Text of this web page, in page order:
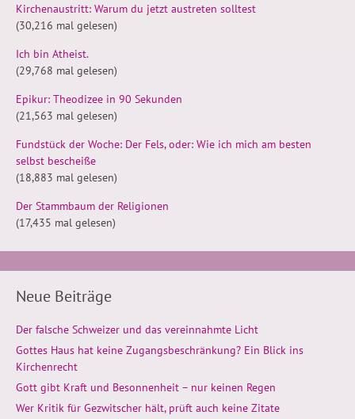
Kirchenaustritt: Warum du jetzt austreten solltest
(30,216 mal gelesen)
Ich bin Atheist.
(29,768 mal gelesen)
Epikur: Theodizee in 90 Sekunden
(21,563 mal gelesen)
Fundstück der Woche: Der Fels, oder: Wie ich mich am besten
selbst bescheiße
(18,883 mal gelesen)
Der Stammbaum der Religionen
(17,435 mal gelesen)
Neue Beiträge
Der falsche Schweizer und das vereinnahmte Licht
Gottes Haus hat keine Zugangsbeschränkung? Ein Blick ins
Kirchenrecht
Gott gibt Kraft und Besonnenheit – nur keinen Regen
Wer Kritik für Gezwitscher hält, prüft auch keine Zitate